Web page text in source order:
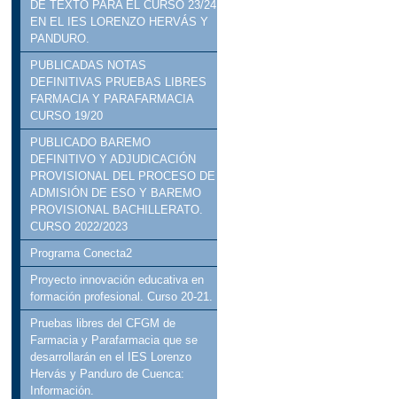
DE TEXTO PARA EL CURSO 23/24
EN EL IES LORENZO HERVÁS Y
PANDURO.
PUBLICADAS NOTAS
DEFINITIVAS PRUEBAS LIBRES
FARMACIA Y PARAFARMACIA
CURSO 19/20
PUBLICADO BAREMO
DEFINITIVO Y ADJUDICACIÓN
PROVISIONAL DEL PROCESO DE
ADMISIÓN DE ESO Y BAREMO
PROVISIONAL BACHILLERATO.
CURSO 2022/2023
Programa Conecta2
Proyecto innovación educativa en
formación profesional. Curso 20-21.
Pruebas libres del CFGM de
Farmacia y Parafarmacia que se
desarrollarán en el IES Lorenzo
Hervás y Panduro de Cuenca:
Información.